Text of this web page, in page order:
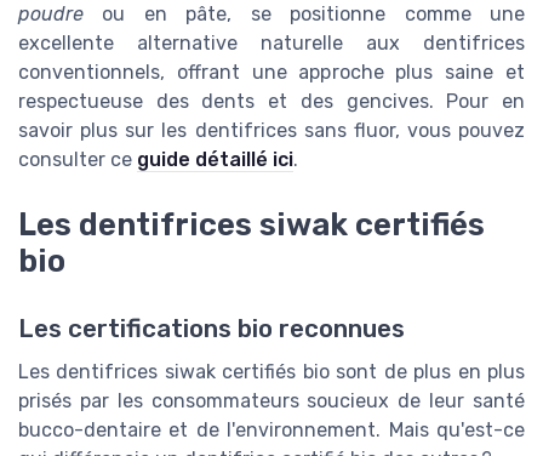
poudre ou en pâte, se positionne comme une
excellente alternative naturelle aux dentifrices
conventionnels, offrant une approche plus saine et
respectueuse des dents et des gencives. Pour en
savoir plus sur les dentifrices sans fluor, vous pouvez
consulter ce guide détaillé ici.
Les dentifrices siwak certifiés
bio
Les certifications bio reconnues
Les dentifrices siwak certifiés bio sont de plus en plus
prisés par les consommateurs soucieux de leur santé
bucco-dentaire et de l'environnement. Mais qu'est-ce